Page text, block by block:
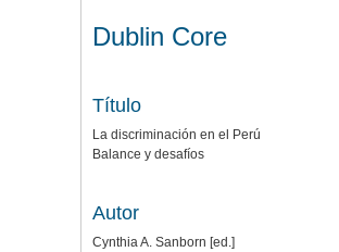
Dublin Core
Título
La discriminación en el Perú
Balance y desafíos
Autor
Cynthia A. Sanborn [ed.]